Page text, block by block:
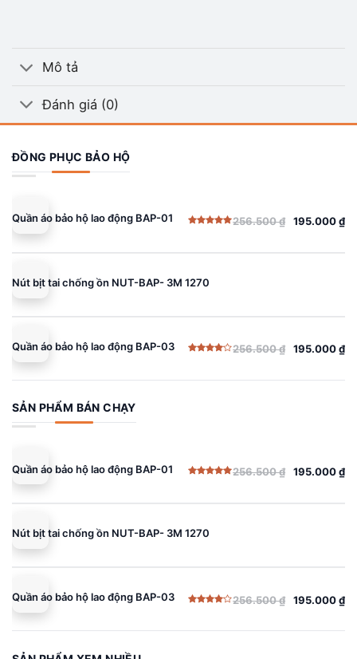
Mô tả
Đánh giá (0)
ĐỒNG PHỤC BẢO HỘ
Quần áo bảo hộ lao động BAP-01
5 sao
256.500₫
Giá
là:
195.000₫
Giá
tại
195.000 ₫.
Nút bịt tai chống ồn NUT-BAP- 3M 1270
Quần áo bảo hộ lao động BAP-03
hạng
256.500₫
Giá
là:
256.500 ₫.
195.000₫
Giá
tại
là:
195.000 ₫.
SẢN PHẨM BÁN CHẠY
Quần áo bảo hộ lao động BAP-01
5 sao
256.500₫
Giá
gốc
là:
195.000₫
Giá
hiện
tại
195.000 ₫.
Nút bịt tai chống ồn NUT-BAP- 3M 1270
Quần áo bảo hộ lao động BAP-03
hạng
256.500₫
Giá
là:
256.500 ₫.
195.000₫
Giá
tại
là: